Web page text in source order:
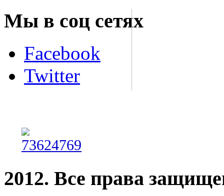
Мы в соц сетях
Facebook
Twitter
2012. Все права